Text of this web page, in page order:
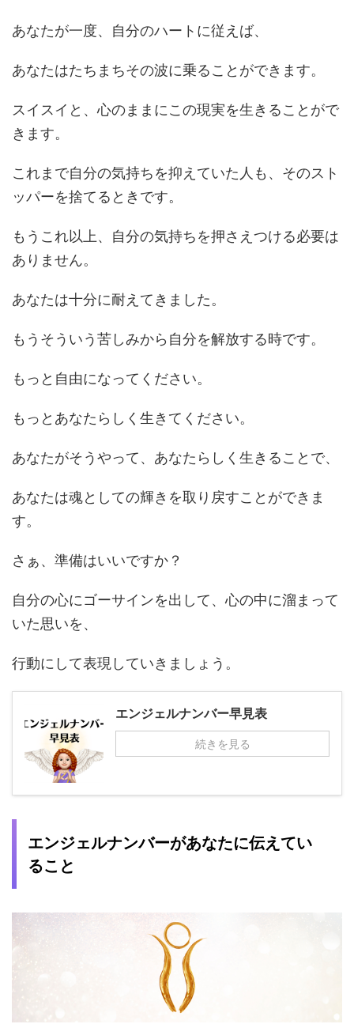
あなたが一度、自分のハートに従えば、
あなたはたちまちその波に乗ることができます。
スイスイと、心のままにこの現実を生きることがで
きます。
これまで自分の気持ちを抑えていた人も、そのスト
ッパーを捨てるときです。
もうこれ以上、自分の気持ちを押さえつける必要は
ありません。
あなたは十分に耐えてきました。
もうそういう苦しみから自分を解放する時です。
もっと自由になってください。
もっとあなたらしく生きてください。
あなたがそうやって、あなたらしく生きることで、
あなたは魂としての輝きを取り戻すことができま
す。
さぁ、準備はいいですか？
自分の心にゴーサインを出して、心の中に溜まって
いた思いを、
行動にして表現していきましょう。
エンジェルナンバー早見表
続きを見る
エンジェルナンバーがあなたに伝えてい
ること